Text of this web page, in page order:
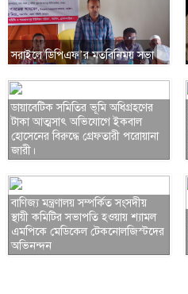
সরাইলে ডিপিএফ’র মতবিনিময় সভা
ডায়াবেটিক সমিতির ভূমি অধিগ্রহণের
টাকা আত্মসাৎ অভিযোগে ইকবাল
হোসেনের বিরুদ্ধে গ্রেফতারী পরোয়ানা
জারী।
বাণিজ্য মন্ত্রণালয় সম্পর্কিত সংসদীয়
স্থায়ী কমিটির সভাপতি হওয়ায় শ্যামল
এমপিকে মেডিকেল টেকনোলজিস্টদের
অভিনন্দন